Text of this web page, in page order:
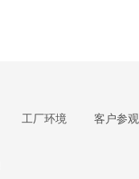
工厂环境 客户参观